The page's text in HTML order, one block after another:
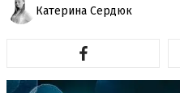
Катерина Сердюк